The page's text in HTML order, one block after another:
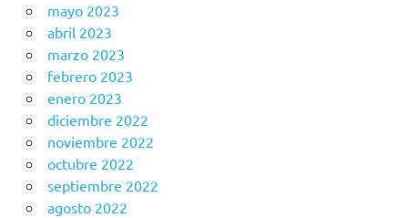
mayo 2023
abril 2023
marzo 2023
febrero 2023
enero 2023
diciembre 2022
noviembre 2022
octubre 2022
septiembre 2022
agosto 2022